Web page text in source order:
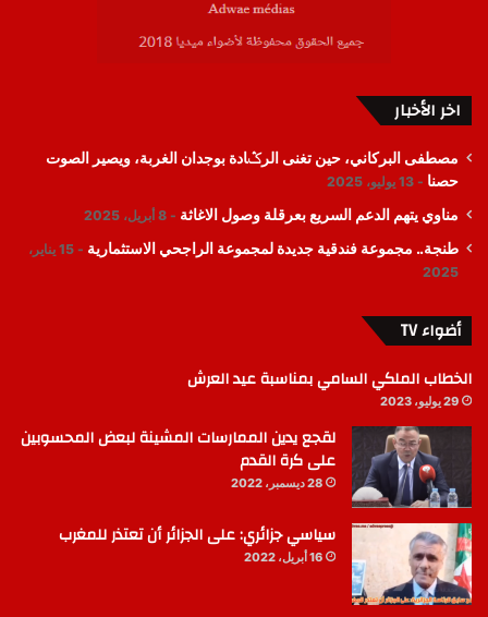
اخر الأخبار
مصطفى البركاني، حين تغنى الرݣادة بوجدان الغربة، ويصير الصوت
حصنا
13 يوليو، 2025
مناوي يتهم الدعم السريع بعرقلة وصول الاغاثة 8 أبريل، 2025
طنجة.. مجموعة فندقية جديدة لمجموعة الراجحي الاستثمارية
15 يناير،
2025
أضواء TV
الخطاب الملكي السامي بمناسبة عيد العرش
29 يوليو، 2023
لقجع يدين الممارسات المشينة لبعض المحسوبين
على كرة القدم
28 ديسمبر، 2022
سياسي جزائري: على الجزائر أن تعتذر للمغرب
16 أبريل، 2022